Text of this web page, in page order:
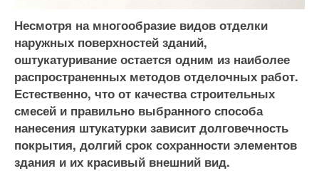
Несмотря на многообразие видов отделки
наружных поверхностей зданий,
оштукатуривание остается одним из наиболее
распространенных методов отделочных работ.
Естественно, что от качества строительных
смесей и правильно выбранного способа
нанесения штукатурки зависит долговечность
покрытия, долгий срок сохранности элементов
здания и их красивый внешний вид.